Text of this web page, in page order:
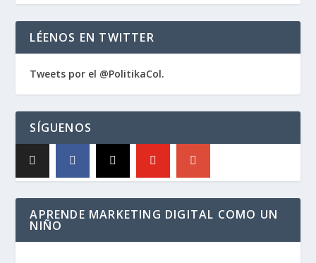
LÉENOS EN TWITTER
Tweets por el @PolitikaCol.
SÍGUENOS
APRENDE MARKETING DIGITAL COMO UN
NIÑO